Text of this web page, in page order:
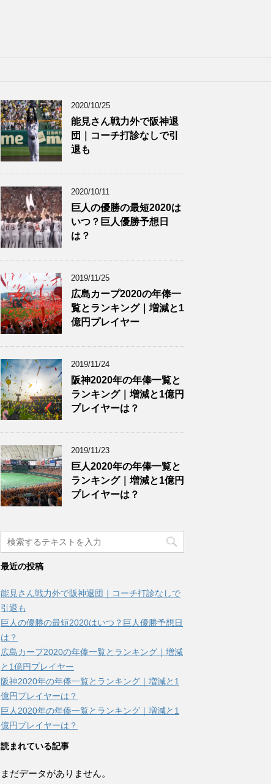
2020/10/25
能見さん戦力外で阪神退
団｜コーチ打診なしで引
退も
2020/10/11
巨人の優勝の最短2020は
いつ？巨人優勝予想日
は？
2019/11/25
広島カープ2020の年俸一
覧とランキング｜増減と1
億円プレイヤー
2019/11/24
阪神2020年の年俸一覧と
ランキング｜増減と1億円
プレイヤーは？
2019/11/23
巨人2020年の年俸一覧と
ランキング｜増減と1億円
プレイヤーは？
最近の投稿
能見さん戦力外で阪神退団｜コーチ打診なしで
引退も
巨人の優勝の最短2020はいつ？巨人優勝予想日
は？
広島カープ2020の年俸一覧とランキング｜増減
と1億円プレイヤー
阪神2020年の年俸一覧とランキング｜増減と1
億円プレイヤーは？
巨人2020年の年俸一覧とランキング｜増減と1
億円プレイヤーは？
読まれている記事
まだデータがありません。